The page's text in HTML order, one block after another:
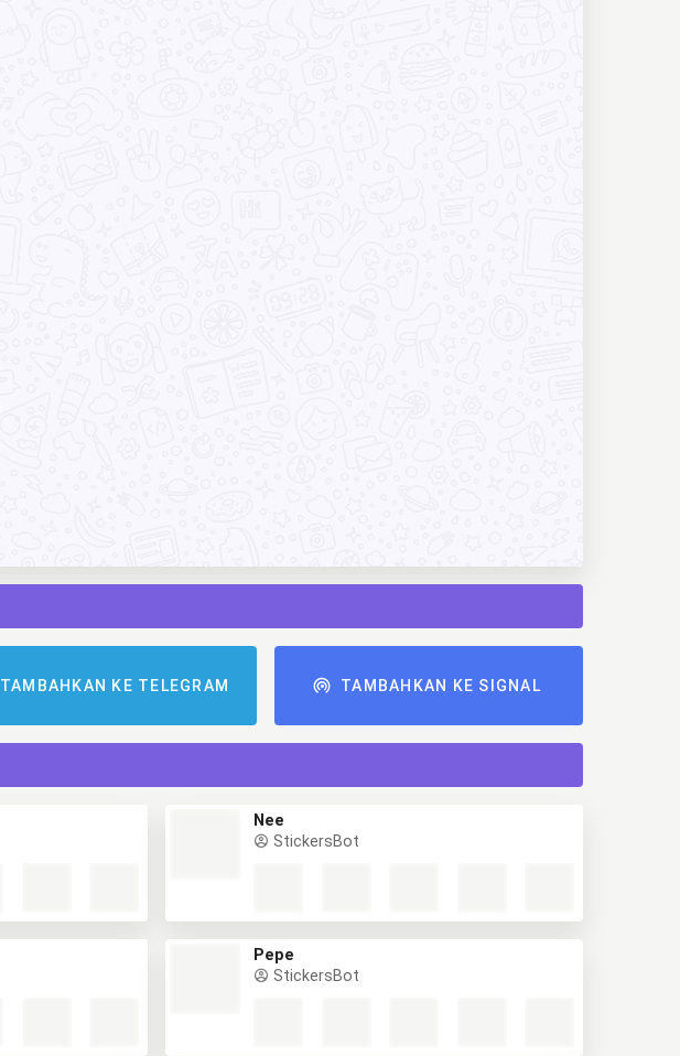
TAMBAHKAN KE TELEGRAM TAMBAHKAN KE SIGNAL
Nee
StickersBot
Pepe
StickersBot